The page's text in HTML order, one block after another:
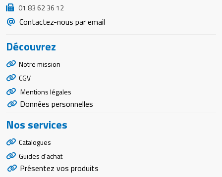
01 83 62 36 12
Contactez-nous par email
Découvrez
Notre mission
CGV
Mentions légales
Données personnelles
Nos services
Catalogues
Guides d'achat
Présentez vos produits